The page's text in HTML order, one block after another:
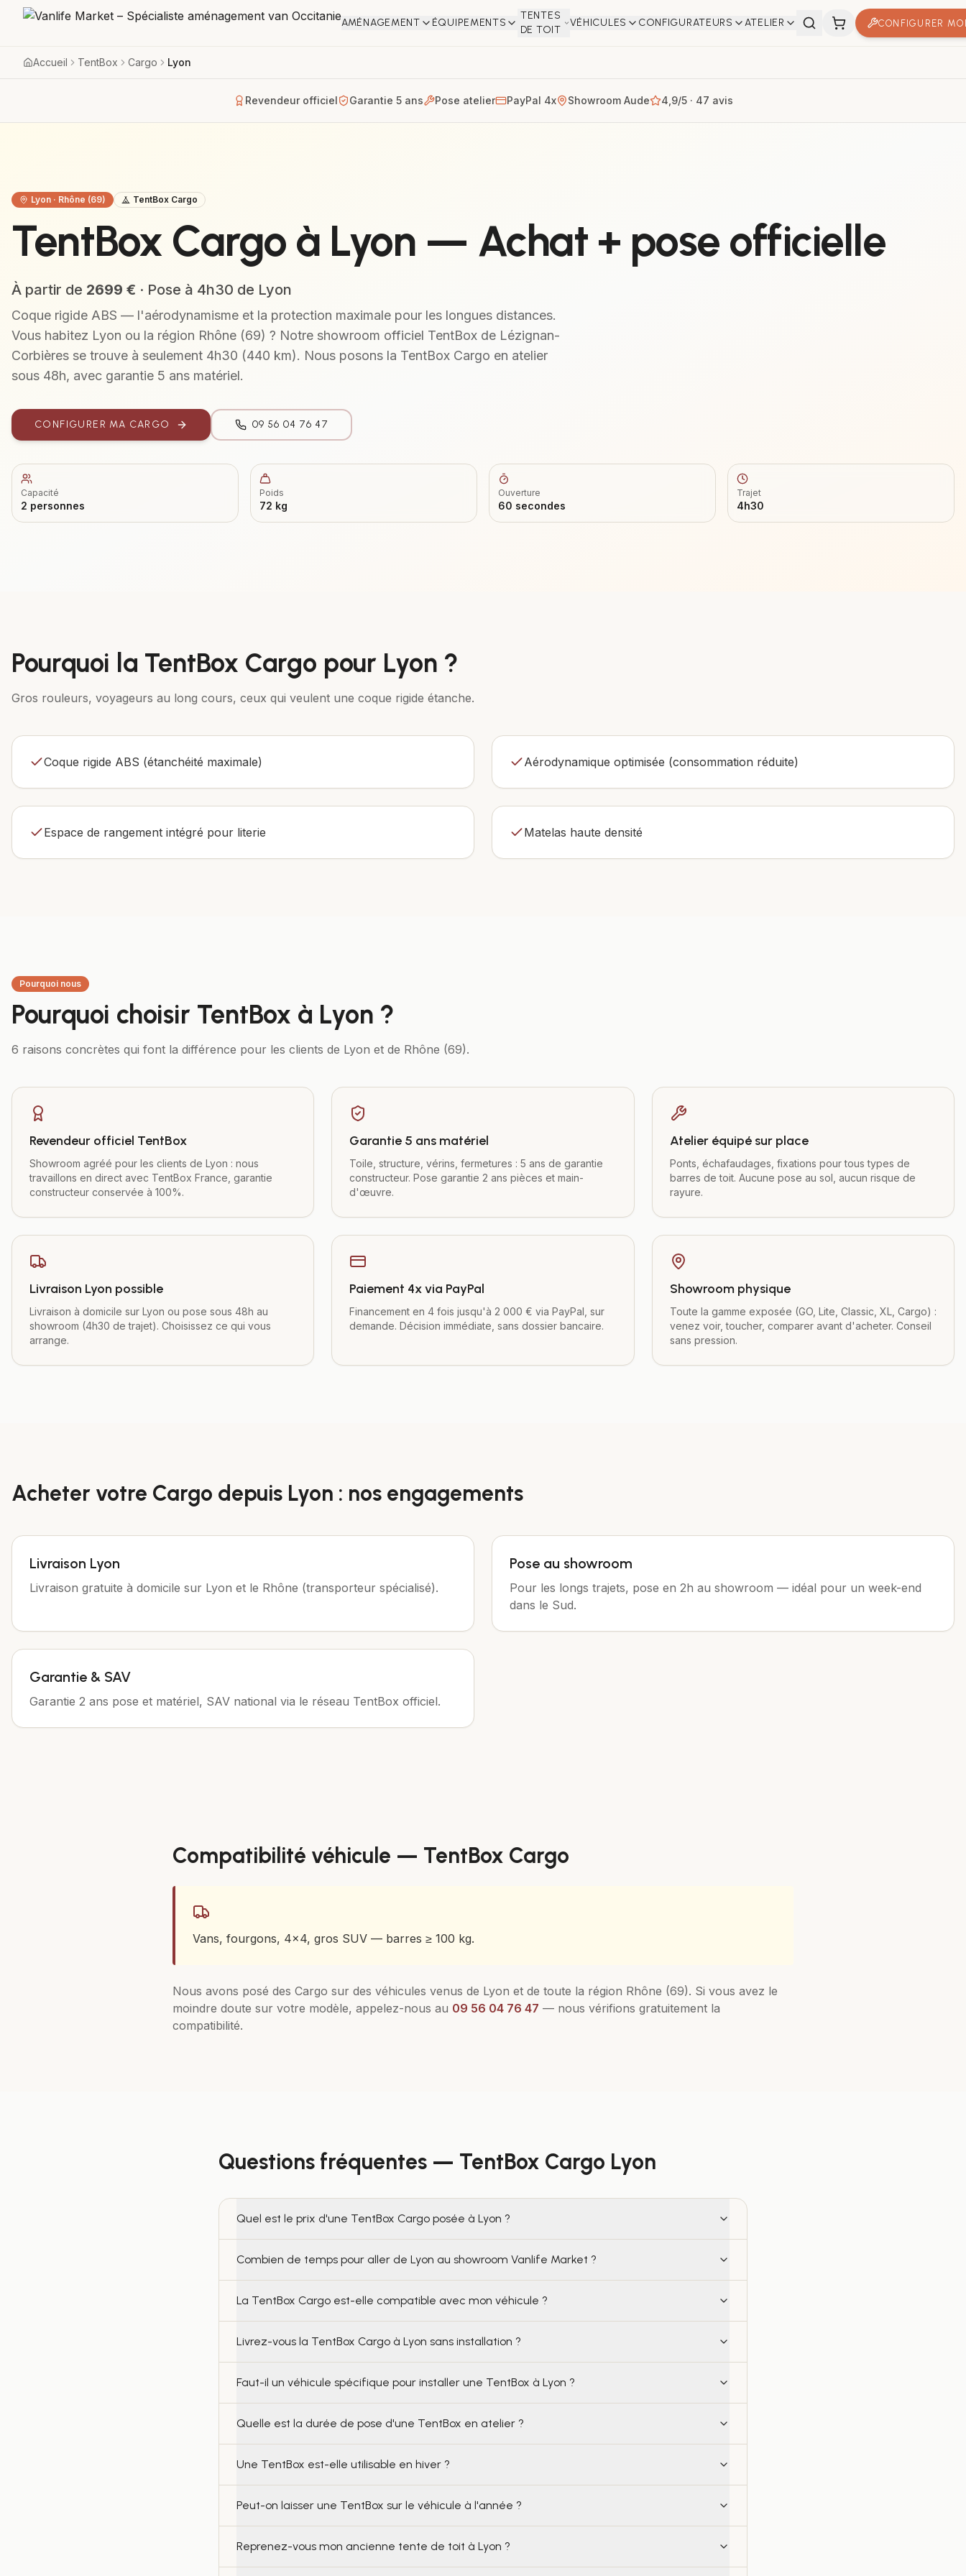
AMÉNAGEMENT ÉQUIPEMENTS
TENTES
DE TOIT
VÉHICULES CONFIGURATEURS ATELIER CONFIGURER
Accueil TentBox Cargo Lyon
Revendeur officiel Garantie 5 ans Pose atelier PayPal 4x Showroom Aude 4,9/5 · 47 avis
Lyon · Rhône (69) TentBox Cargo
TentBox Cargo à Lyon — Achat + pose officielle
À partir de 2699 € · Pose à 4h30 de Lyon
Coque rigide ABS — l'aérodynamisme et la protection maximale pour les longues distances.
Vous habitez Lyon ou la région Rhône (69) ? Notre showroom officiel TentBox de Lézignan-
Corbières se trouve à seulement 4h30 (440 km). Nous posons la TentBox Cargo en atelier
sous 48h, avec garantie 5 ans matériel.
CONFIGURER MA CARGO 09 56 04 76 47
Capacité
2 personnes
Poids
72 kg
Ouverture
60 secondes
Trajet
4h30
Pourquoi la TentBox Cargo pour Lyon ?
Gros rouleurs, voyageurs au long cours, ceux qui veulent une coque rigide étanche.
Coque rigide ABS (étanchéité maximale) Aérodynamique optimisée (consommation réduite)
Espace de rangement intégré pour literie Matelas haute densité
Pourquoi nous
Pourquoi choisir TentBox à Lyon ?
6 raisons concrètes qui font la différence pour les clients de Lyon et de Rhône (69).
Revendeur officiel TentBox
Showroom agréé pour les clients de Lyon : nous
travaillons en direct avec TentBox France, garantie
constructeur conservée à 100%.
Garantie 5 ans matériel
Toile, structure, vérins, fermetures : 5 ans de garantie
constructeur. Pose garantie 2 ans pièces et main-
d'œuvre.
Atelier équipé sur place
Ponts, échafaudages, fixations pour tous types de
barres de toit. Aucune pose au sol, aucun risque de
rayure.
Livraison Lyon possible
Livraison à domicile sur Lyon ou pose sous 48h au
showroom (4h30 de trajet). Choisissez ce qui vous
arrange.
Paiement 4x via PayPal
Financement en 4 fois jusqu'à 2 000 € via PayPal, sur
demande. Décision immédiate, sans dossier bancaire.
Showroom physique
Toute la gamme exposée (GO, Lite, Classic, XL, Cargo) :
venez voir, toucher, comparer avant d'acheter. Conseil
sans pression.
Acheter votre Cargo depuis Lyon : nos engagements
Livraison Lyon
Livraison gratuite à domicile sur Lyon et le Rhône (transporteur spécialisé).
Pose au showroom
Pour les longs trajets, pose en 2h au showroom — idéal pour un week-end
dans le Sud.
Garantie & SAV
Garantie 2 ans pose et matériel, SAV national via le réseau TentBox officiel.
Compatibilité véhicule — TentBox Cargo
Vans, fourgons, 4x4, gros SUV — barres ≥ 100 kg.
Nous avons posé des Cargo sur des véhicules venus de Lyon et de toute la région Rhône (69). Si vous avez le
moindre doute sur votre modèle, appelez-nous au 09 56 04 76 47 — nous vérifions gratuitement la
compatibilité.
Questions fréquentes — TentBox Cargo Lyon
Quel est le prix d'une TentBox Cargo posée à Lyon ?
Combien de temps pour aller de Lyon au showroom Vanlife Market ?
La TentBox Cargo est-elle compatible avec mon véhicule ?
Livrez-vous la TentBox Cargo à Lyon sans installation ?
Faut-il un véhicule spécifique pour installer une TentBox à Lyon ?
Quelle est la durée de pose d'une TentBox en atelier ?
Une TentBox est-elle utilisable en hiver ?
Peut-on laisser une TentBox sur le véhicule à l'année ?
Reprenez-vous mon ancienne tente de toit à Lyon ?